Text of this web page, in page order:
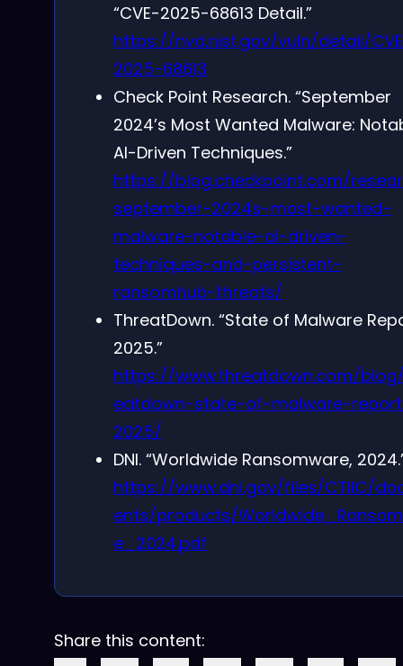
“CVE-2025-68613 Detail.”
https://nvd.nist.gov/vuln/detail/
2025-68613
Check Point Research. “September
2024’s Most Wanted Malware:
AI-Driven Techniques.”
https://blog.checkpoint.com/
september-2024s-most-wanted-
malware-notable-ai-driven-
techniques-and-persistent-
ransomhub-threats/
ThreatDown. “State of Malware
2025.”
https://www.threatdown.com/
eatdown-state-of-malware-
2025/
DNI. “Worldwide Ransomware,
https://www.dni.gov/files/CTIIC/
ents/products/
e_2024.pdf
Share this content: